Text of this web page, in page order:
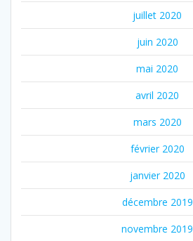
juillet 2020
juin 2020
mai 2020
avril 2020
mars 2020
février 2020
janvier 2020
décembre 2019
novembre 2019